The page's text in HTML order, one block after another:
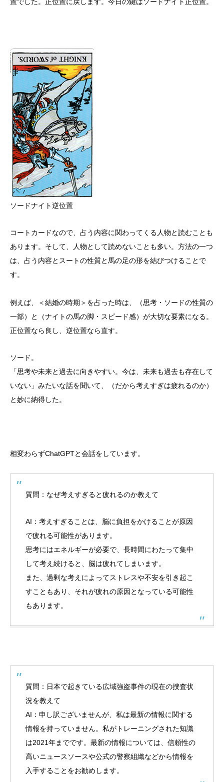
ソードナイト逆位置
コートカードなので、占う内容に関わってくる人物と読むことも
あります。そして、人物として読めないことも多い。方法の一つ
は、占う内容とスートの性質と馬の足の形を結びつけることで
す。
例えば、＜結婚の時期＞を占った時は、（思考・ソードの性質の
一部）と（ナイトの馬の脚・スピード感）が大切な要素になる。
正位置なら良し、逆位置なら直す。
ソード。
「思考や未来と過去に向きやすい。今は、未来も過去も存在して
いない」みたいな話を聞いて、（だから考えすぎは疲れるのか）
と妙に納得した。
相変わらずChatGPTと会話をしています。
質問：なぜ考えすぎると疲れるのか教えて
AI：考えすぎることは、脳に負担をかけることが原因
で疲れる可能性があります。
思考にはエネルギーが必要で、長時間にわたって集中
して考え続けると、脳は疲れてしまいます。
また、過剰な考えによってストレスや不安を引き起こ
すこともあり、それが疲れの原因となっている可能性
もあります。
質問：日本で起きている広域強盗事件の現在の捜査状
況を教えて
AI：申し訳ございませんが、私は最新の情報に関する
情報を持っていません。私がトレーニングされた知識
は2021年までです。最新の情報については、信頼性の
高いニュースソースや公式の警察組織などから情報を
入手することをお勧めします。